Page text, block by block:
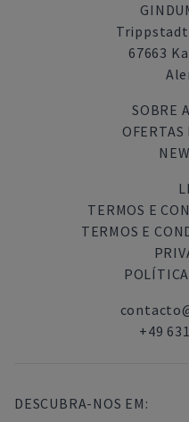
67663
SOBRE
OFERTAS
TERMOS E
TERMOS E
+49
DESCUBRA-NOS EM: